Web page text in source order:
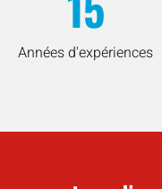
Années d'expériences